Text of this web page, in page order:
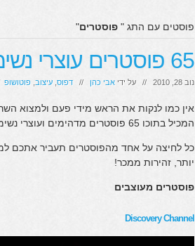
פוסטים עם התג " פוסטרים"
65 פוסטרים עוצרי נשימה!
נוב 28, 2010 // על ידי אבי כהן // דפוס עיצוב פוטושופ
אין כמו לנקות את הראש מידי פעם ולמצוא
המכיל בתוכו 65 פוסטרים מדהימים ועוצרי נשימה.
כל לחיצה על אחד מהפוסטרים תעביר אתכם
יותר, זהירות ממכר!
פוסטרים מעוצבים
Discovery Channel